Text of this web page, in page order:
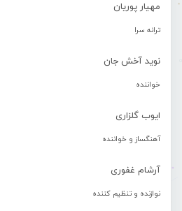
مهیار پوریان
ترانه سرا
نوید آخش جان
خواننده
ایوب گلزاری
آهنگساز و خواننده
آرشام غفوری
نوازنده و تنظیم کننده